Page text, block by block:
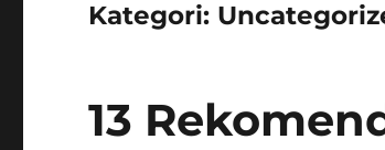
Kategori:
13